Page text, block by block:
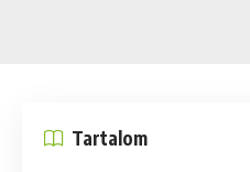
Tartalom